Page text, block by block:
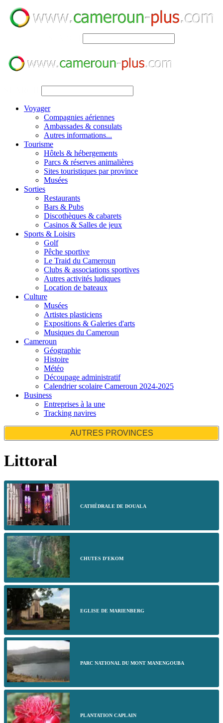
Voyager
Compagnies aériennes
Ambassades & consulats
Autres informations...
Tourisme
Hôtels & hébergements
Parcs & réserves animalières
Sites touristiques par province
Musées
Sorties
Restaurants
Bars & Pubs
Discothèques & cabarets
Casinos & Salles de jeux
Sports & Loisirs
Golf
Pêche sportive
Le Traid du Cameroun
Clubs & associations sportives
Autres activités ludiques
Location de bateaux
Culture
Musées
Artistes plasticiens
Expositions & Galeries d'arts
Musiques du Cameroun
Cameroun
Géographie
Histoire
Météo
Découpage administratif
Calendrier scolaire Cameroun 2024-2025
Business
Entreprises à la une
Tracking navires
AUTRES PROVINCES
Littoral
CATHÉDRALE DE DOUALA
CHUTES D'EKOM
EGLISE DE MARIENBERG
PARC NATIONAL DU MONT MANENGOUBA
PLANTATION CAPLAIN